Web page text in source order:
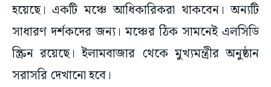
হয়েছে। একটি মঞ্চে আধিকারিকরা থাকবেন। অন্যটি
সাধারণ দর্শকদের জন্য। মঞ্চের ঠিক সামনেই এলসিডি
স্ক্রিন রয়েছে। ইলামবাজার থেকে মুখ্যমন্ত্রীর অনুষ্ঠান
সরাসরি দেখানো হবে।